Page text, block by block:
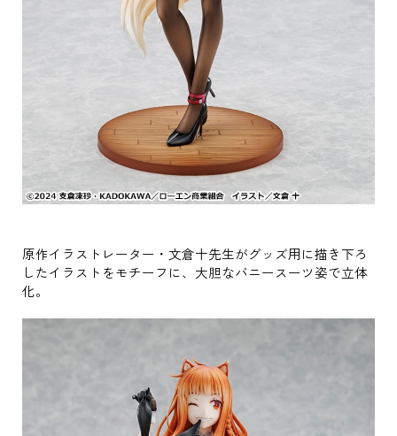
原作イラストレーター・文倉十先生がグッズ用に描き下ろ
したイラストをモチーフに、大胆なバニースーツ姿で立体
化。